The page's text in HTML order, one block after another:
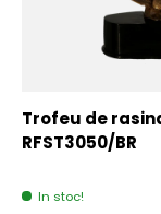
Trofeu de
RFST3050/BR
In stoc!